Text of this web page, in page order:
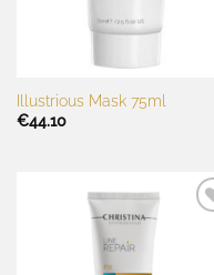
Illustrious Mask 75ml
€44.10